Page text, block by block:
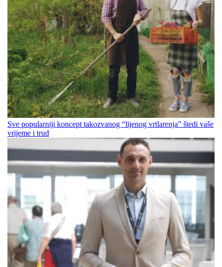
Sve popularniji koncept takozvanog “lijenog vrtlarenja” štedi vaše
vrijeme i trud